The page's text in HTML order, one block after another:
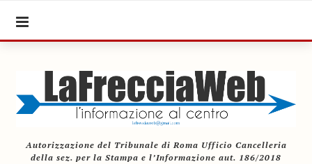
Autorizzazione del Tribunale di Roma Ufficio Cancelleria
della sez. per la Stampa e l’Informazione aut. 186/2018